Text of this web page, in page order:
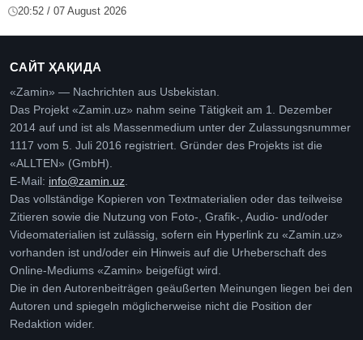
20:52 / 07 August 2026
САЙТ ҲАҚИДА
«Zamin» — Nachrichten aus Usbekistan.
Das Projekt «Zamin.uz» nahm seine Tätigkeit am 1. Dezember
2014 auf und ist als Massenmedium unter der Zulassungsnummer
1117 vom 5. Juli 2016 registriert. Gründer des Projekts ist die
«ALLTEN» (GmbH).
E-Mail: info@zamin.uz.
Das vollständige Kopieren von Textmaterialien oder das teilweise
Zitieren sowie die Nutzung von Foto-, Grafik-, Audio- und/oder
Videomaterialien ist zulässig, sofern ein Hyperlink zu «Zamin.uz»
vorhanden ist und/oder ein Hinweis auf die Urheberschaft des
Online-Mediums «Zamin» beigefügt wird.
Die in den Autorenbeiträgen geäußerten Meinungen liegen bei den
Autoren und spiegeln möglicherweise nicht die Position der
Redaktion wider.